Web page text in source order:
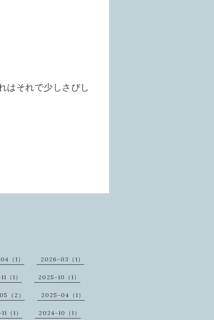
はそれで少しさびし
（1） 2026-03（1）
（1） 2025-10（1）
（2） 2025-04（1）
（1） 2024-10（1）